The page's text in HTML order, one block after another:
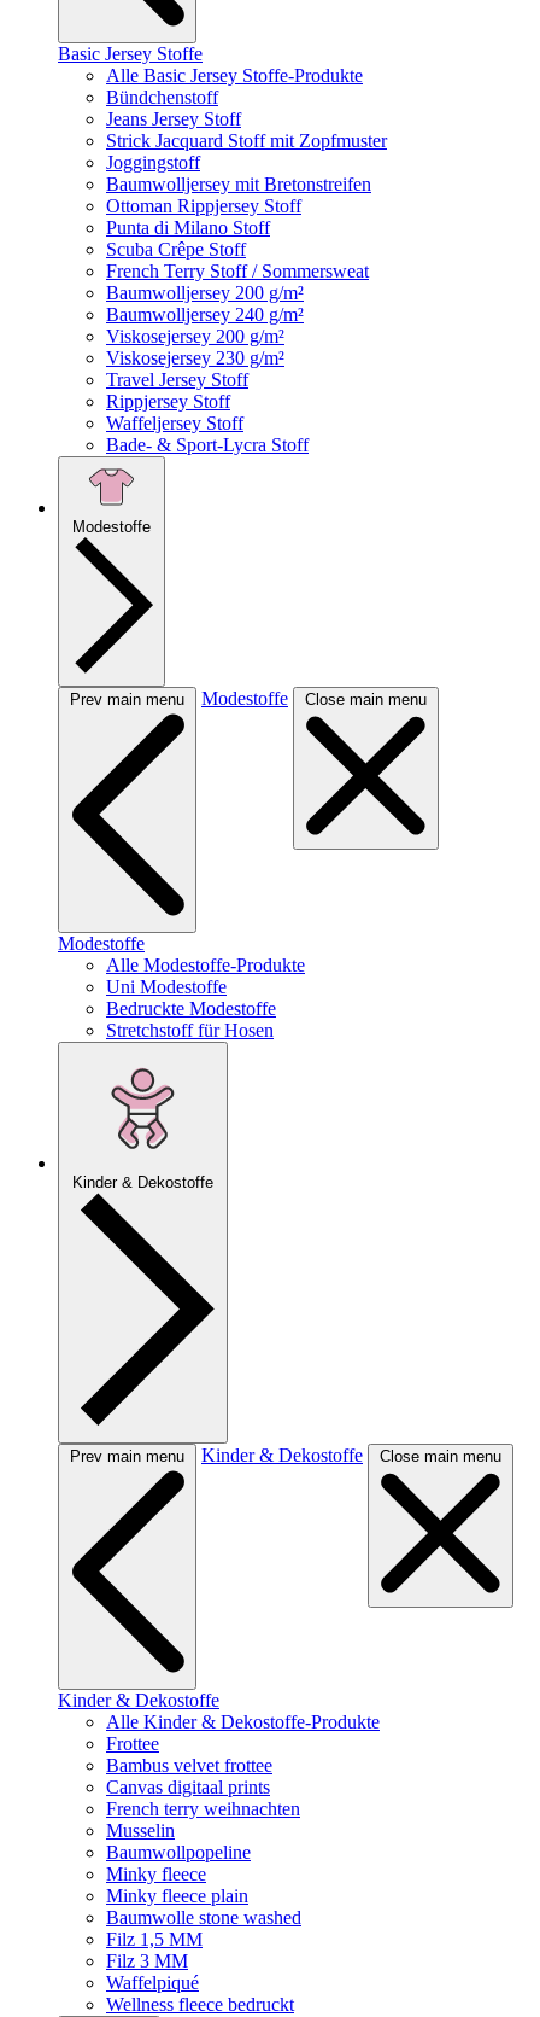
Basic Jersey Stoffe
Alle Basic Jersey Stoffe-Produkte
Bündchenstoff
Jeans Jersey Stoff
Strick Jacquard Stoff mit Zopfmuster
Joggingstoff
Baumwolljersey mit Bretonstreifen
Ottoman Rippjersey Stoff
Punta di Milano Stoff
Scuba Crêpe Stoff
French Terry Stoff / Sommersweat
Baumwolljersey 200 g/m²
Baumwolljersey 240 g/m²
Viskosejersey 200 g/m²
Viskosejersey 230 g/m²
Travel Jersey Stoff
Rippjersey Stoff
Waffeljersey Stoff
Bade- & Sport-Lycra Stoff
Modestoffe
Prev main menu Modestoffe Close main menu
Modestoffe
Alle Modestoffe-Produkte
Uni Modestoffe
Bedruckte Modestoffe
Stretchstoff für Hosen
Kinder & Dekostoffe
Prev main menu Kinder & Dekostoffe Close main menu
Kinder & Dekostoffe
Alle Kinder & Dekostoffe-Produkte
Frottee
Bambus velvet frottee
Canvas digitaal prints
French terry weihnachten
Musselin
Baumwollpopeline
Minky fleece
Minky fleece plain
Baumwolle stone washed
Filz 1,5 MM
Filz 3 MM
Waffelpiqué
Wellness fleece bedruckt